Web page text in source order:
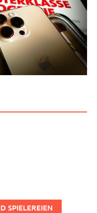
SPIELEREIEN